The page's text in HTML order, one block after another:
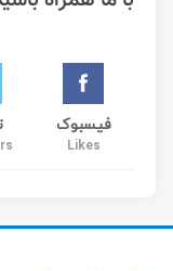
فیسبوک
Likes